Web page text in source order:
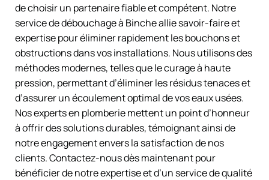
de choisir un partenaire fiable et compétent. Notre
service de débouchage à Binche allie savoir-faire et
expertise pour éliminer rapidement les bouchons et
obstructions dans vos installations. Nous utilisons des
méthodes modernes, telles que le curage à haute
pression, permettant d’éliminer les résidus tenaces et
d’assurer un écoulement optimal de vos eaux usées.
Nos experts en plomberie mettent un point d’honneur
à offrir des solutions durables, témoignant ainsi de
notre engagement envers la satisfaction de nos
clients. Contactez-nous dès maintenant pour
bénéficier de notre expertise et d’un service de qualité